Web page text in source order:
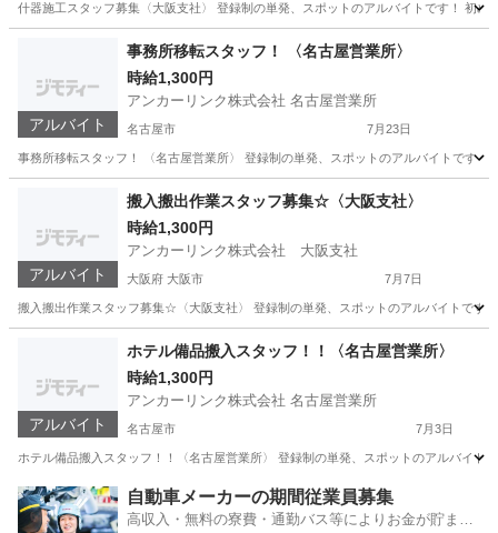
什器施工スタッフ募集〈大阪支社〉 登録制の単発、スポットのアルバイトです！ 初
軽作業 スタッフ
アルバイト
事務所移転スタッフ！ 〈名古屋営業所〉
時給1,300円
アンカーリンク株式会社 名古屋営業所
名古屋市 7月23日
事務所移転スタッフ！ 〈名古屋営業所〉 登録制の単発、スポットのアルバイトです
軽作業 スタッフ
アルバイト
搬入搬出作業スタッフ募集☆〈大阪支社〉
時給1,300円
アンカーリンク株式会社 大阪支社
大阪府 大阪市 7月7日
搬入搬出作業スタッフ募集☆〈大阪支社〉 登録制の単発、スポットのアルバイトです
軽作業 スタッフ
アルバイト
ホテル備品搬入スタッフ！！〈名古屋営業所〉
時給1,300円
アンカーリンク株式会社 名古屋営業所
名古屋市 7月3日
ホテル備品搬入スタッフ！！〈名古屋営業所〉 登録制の単発、スポットのアルバイ
愛知 名古屋市 軽作業 スタッフ
自動車メーカーの期間従業員募集
高収入・無料の寮費・通勤バス等によりお金が貯まり